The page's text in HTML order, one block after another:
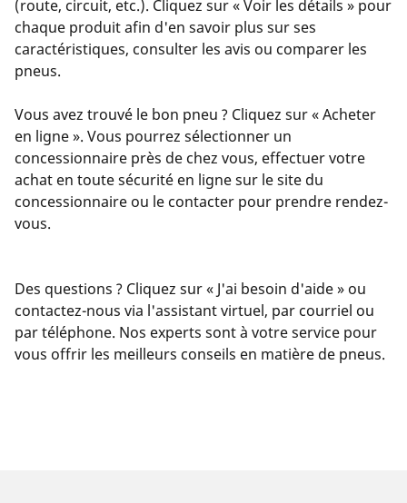
(route, circuit, etc.). Cliquez sur « Voir les détails » pour
chaque produit afin d'en savoir plus sur ses
caractéristiques, consulter les avis ou comparer les
pneus.
Vous avez trouvé le bon pneu ? Cliquez sur « Acheter
en ligne ». Vous pourrez sélectionner un
concessionnaire près de chez vous, effectuer votre
achat en toute sécurité en ligne sur le site du
concessionnaire ou le contacter pour prendre rendez-
vous.
Des questions ? Cliquez sur « J'ai besoin d'aide » ou
contactez-nous via l'assistant virtuel, par courriel ou
par téléphone. Nos experts sont à votre service pour
vous offrir les meilleurs conseils en matière de pneus.